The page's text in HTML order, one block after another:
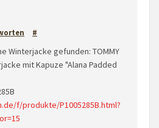
#
Winterjacke gefunden: TOMMY
mit Kapuze "Alana Padded
f/produkte/P1005285B.html?